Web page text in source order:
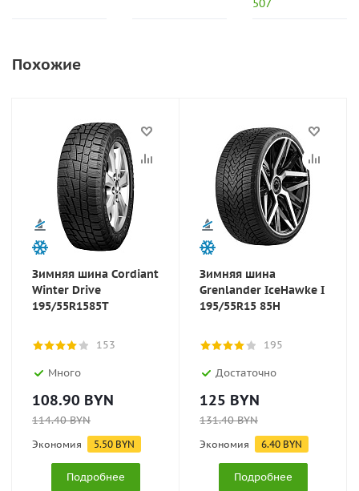
507
Похожие
Зимняя шина Cordiant
Winter Drive
195/55R1585T
153
Много
108.90 BYN
114.40BYN
Экономия 5.50 BYN
Подробнее
Зимняя шина
Grenlander IceHawke I
195/55R15 85H
195
Достаточно
125 BYN
131.40BYN
Экономия 6.40 BYN
Подробнее